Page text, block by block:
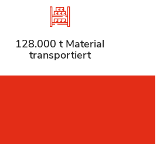
128.000 t Material
transportiert